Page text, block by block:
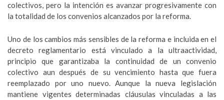
colectivos, pero la intención es avanzar progresivamente con
la totalidad de los convenios alcanzados por la reforma.
Uno de los cambios más sensibles de la reforma e incluida en el
decreto reglamentario está vinculado a la ultraactividad,
principio que garantizaba la continuidad de un convenio
colectivo aun después de su vencimiento hasta que fuera
reemplazado por uno nuevo. Aunque la nueva legislación
mantiene vigentes determinadas cláusulas vinculadas a las